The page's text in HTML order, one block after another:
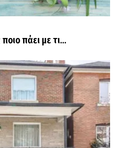
πάει με τι…